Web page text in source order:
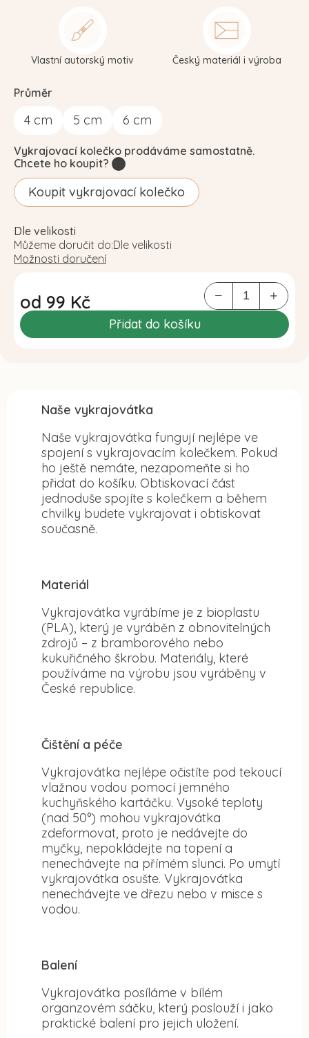
Průměr
4 cm 5 cm 6 cm
od 99 Kč
Měrná
cena:
Přidat do košíku
Vlastní autorský motiv Český materiál i výroba
Vykrajovací kolečko prodáváme samostatně.
Chcete ho koupit?
Koupit vykrajovací kolečko
Dle velikosti
Můžeme doručit do:Dle velikosti
Možnosti doručení
Naše vykrajovátka
Naše vykrajovátka fungují nejlépe ve
spojení s vykrajovacím kolečkem. Pokud
ho ještě nemáte, nezapomeňte si ho
přidat do košíku. Obtiskovací část
jednoduše spojíte s kolečkem a během
chvilky budete vykrajovat i obtiskovat
současně.
Materiál
Vykrajovátka vyrábíme je z bioplastu
(PLA), který je vyráběn z obnovitelných
zdrojů – z bramborového nebo
kukuřičného škrobu. Materiály, které
používáme na výrobu jsou vyráběny v
České republice.
Čištění a péče
Vykrajovátka nejlépe očistíte pod tekoucí
vlažnou vodou pomocí jemného
kuchyňského kartáčku. Vysoké teploty
(nad 50°) mohou vykrajovátka
zdeformovat, proto je nedávejte do
myčky, nepokládejte na topení a
nenechávejte na přímém slunci. Po umytí
vykrajovátka osušte. Vykrajovátka
nenechávejte ve dřezu nebo v misce s
vodou.
Balení
Vykrajovátka posíláme v bílém
organzovém sáčku, který poslouží i jako
praktické balení pro jejich uložení.